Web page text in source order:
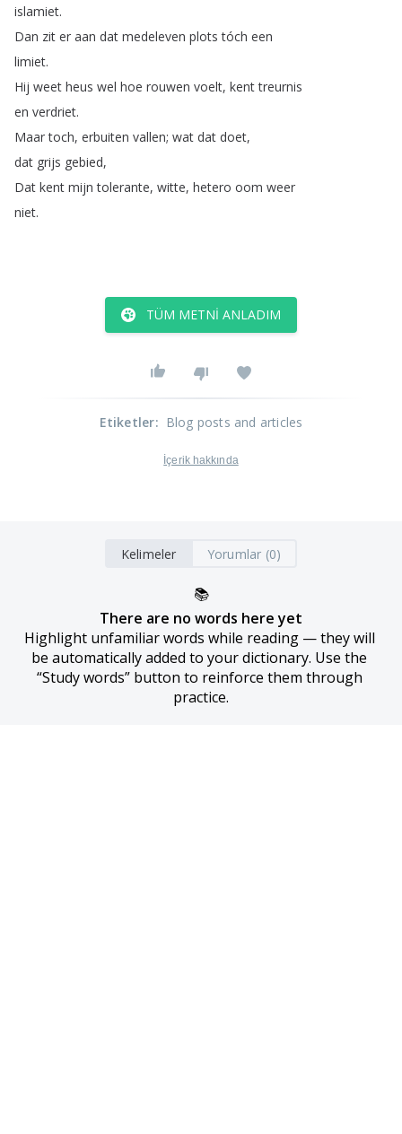
islamiet.
Dan zit er aan dat medeleven plots tóch een
limiet.
Hij weet heus wel hoe rouwen voelt, kent treurnis
en verdriet.
Maar toch, erbuiten vallen; wat dat doet,
dat grijs gebied,
Dat kent mijn tolerante, witte, hetero oom weer
niet.
TÜM METNI ANLADIM
Etiketler: Blog posts and articles
İçerik hakkında
Kelimeler Yorumlar (0)
📚
There are no words here yet
Highlight unfamiliar words while reading — they will
be automatically added to your dictionary. Use the
“Study words” button to reinforce them through
practice.